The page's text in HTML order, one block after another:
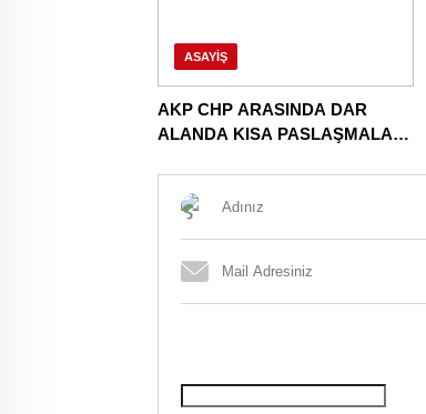
ASAYIŞ
AKP CHP ARASINDA DAR
ALANDA KISA PASLAŞMALAR.